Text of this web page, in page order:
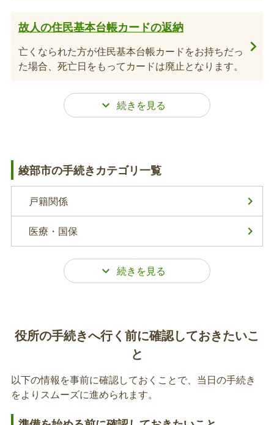
きが完了してから破棄をされるか、番号を控えてお
くことをお勧めします。
故人の住民基本台帳カードの返納
亡くなられた方が住民基本台帳カードをお持ちだっ
た場合、死亡日をもってカードは廃止となります。
亡くなられた方が印鑑登録をしていた場合、その方
の印鑑登録は死亡日をもって失効します。同時に、
印鑑登録証（カード）は無効となりますので、返却
または破棄してください。
死亡届の提出
死亡の事実を知った日から7日以内（国外で死亡し
たときは3か月以内）に死亡届の提出が必要です。
在留カード、特別永住者証明書の返却
ード等を入管に返却する必要があります。
綾部市の手続きカテゴリ一覧
戸籍関係
医療・国保
障がい福祉
年金
税金
役所の手続きへ行く前に確認しておきたいこ
と
以下の情報を事前に確認しておくことで、当日の手続き
をよりスムーズに進められます。